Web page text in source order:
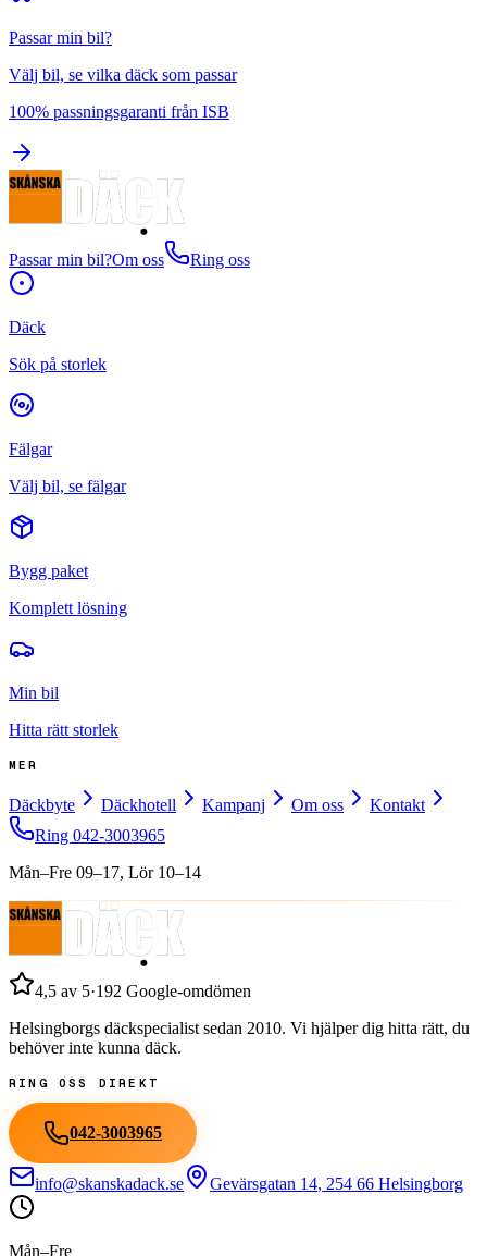
Passar min bil?
Välj bil, se vilka däck som passar
100% passningsgaranti från ISB
Passar min bil?Om oss Ring oss
Däck
Sök på storlek
Fälgar
Välj bil, se fälgar
Bygg paket
Komplett lösning
Min bil
Hitta rätt storlek
MER
Däckbyte Däckhotell Kampanj Om oss
Kontakt
Ring 042-3003965
Mån–Fre 09–17, Lör 10–14
4,5 av 5·192 Google-omdömen
Helsingborgs däckspecialist sedan 2010. Vi hjälper dig hitta rätt, du
behöver inte kunna däck.
RING OSS DIREKT
042-3003965
info@skanskadack.se Gevärsgatan 14, 254 66 Helsingborg
Mån–Fre